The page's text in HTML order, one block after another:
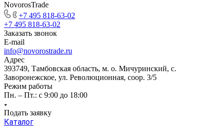
NovorosTrade
+7 495 818-63-02
+7 495 818-63-02
Заказать звонок
E-mail
info@novorostrade.ru
Адрес
393749, Тамбовская область, м. о. Мичуринский, с.
Заворонежское, ул. Революционная, соор. 3/5
Режим работы
Пн. – Пт.: с 9:00 до 18:00
Подать заявку
Каталог